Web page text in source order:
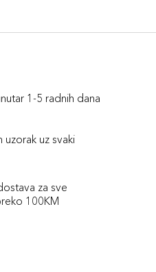
1-5 radnih dana
uzorak uz svaki
za sve
100KM